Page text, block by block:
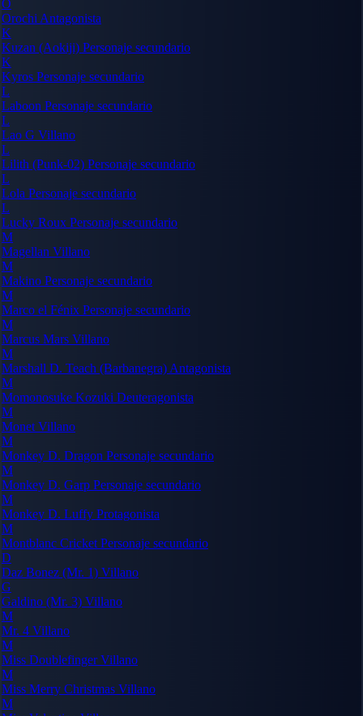
O
Orochi Antagonista
K
Kuzan (Aokiji) Personaje secundario
K
Kyros Personaje secundario
L
Laboon Personaje secundario
L
Lao G Villano
L
Lilith (Punk-02) Personaje secundario
L
Lola Personaje secundario
L
Lucky Roux Personaje secundario
M
Magellan Villano
M
Makino Personaje secundario
M
Marco el Fénix Personaje secundario
M
Marcus Mars Villano
M
Marshall D. Teach (Barbanegra) Antagonista
M
Momonosuke Kozuki Deuteragonista
M
Monet Villano
M
Monkey D. Dragon Personaje secundario
M
Monkey D. Garp Personaje secundario
M
Monkey D. Luffy Protagonista
M
Montblanc Cricket Personaje secundario
D
Daz Bonez (Mr. 1) Villano
G
Galdino (Mr. 3) Villano
M
Mr. 4 Villano
M
Miss DoublefingerVillano
M
Miss Merry Christmas Villano
M